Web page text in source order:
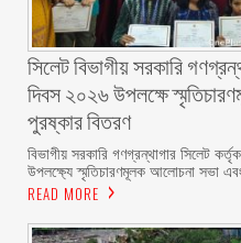
সিলেট বিভাগীয় সরকারি
দিবস ২০২৬ উপলক্ষে
পুরষ্কার বিতরণ ‎ ‎
বিভাগীয় সরকারি গণগ্রন্থাগার সিলেট
উপলক্ষ্যে স্মৃতিচারণমূলক আলোচনা সভা
READ MORE